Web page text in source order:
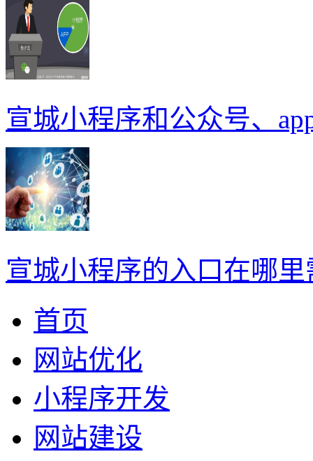
宣城小程序和公众号、
宣城小程序的入口在哪里
首页
网站优化
小程序开发
网站建设